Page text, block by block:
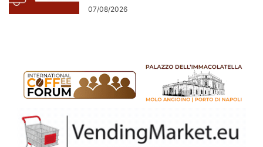
07/08/2026